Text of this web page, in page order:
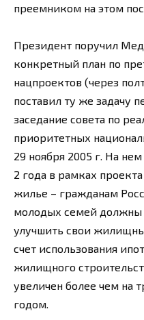
преемником на этом
Президент поручил
конкретный план по
нацпроектов (через
поставил ту же задачу
заседание совета по
приоритетных
29 ноября 2005 г. На
2 года в рамках
жилье – гражданам
молодых семей должны
улучшить свои
счет использования
жилищного
увеличен более чем на
годом.